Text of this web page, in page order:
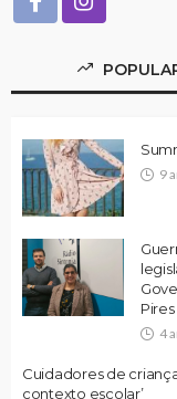
9
4
Cuidadores de
contexto escolar’